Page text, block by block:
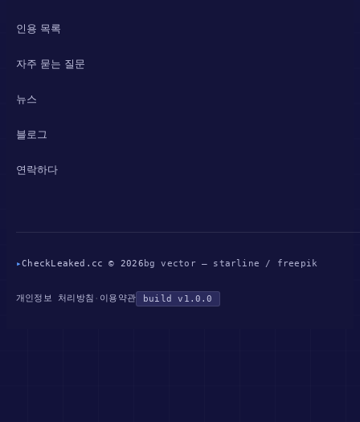
인용 목록
자주 묻는 질문
뉴스
블로그
연락하다
▸CheckLeaked.cc © 2026 bg vector — starline / freepik
개인정보 처리방침 · 이용약관 build v1.0.0